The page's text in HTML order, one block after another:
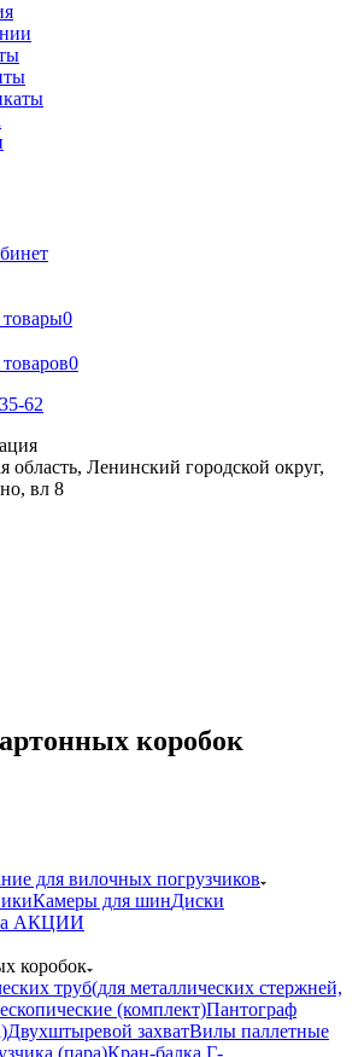
0
0
62
область, Ленинский городской округ,
вл 8
коробок
для вилочных погрузчиков
Камеры для шинДиски
АКЦИИ
коробок
труб(для металлических стержней,
(комплект)Пантограф
Двухштыревой захватВилы паллетные
(пара)Кран-балка Г-